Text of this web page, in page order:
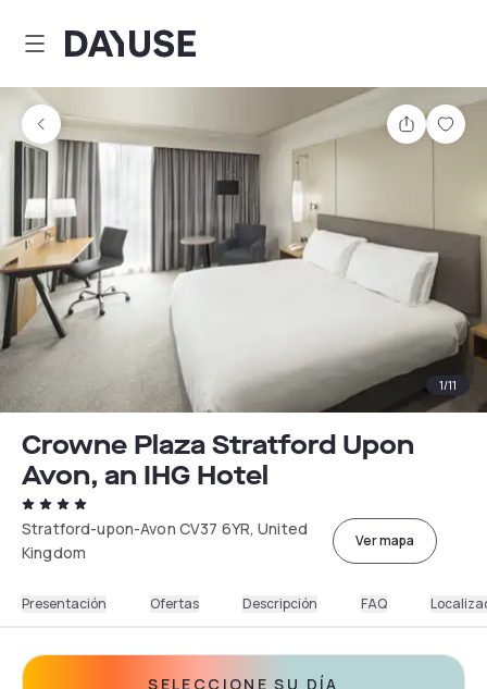
Dayuse
1/11
Crowne Plaza Stratford Upon
Avon, an IHG Hotel
Stratford-upon-Avon CV37 6YR, United
Kingdom
Ver mapa
Presentación Ofertas Descripción FAQ
SELECCIONE SU DÍA